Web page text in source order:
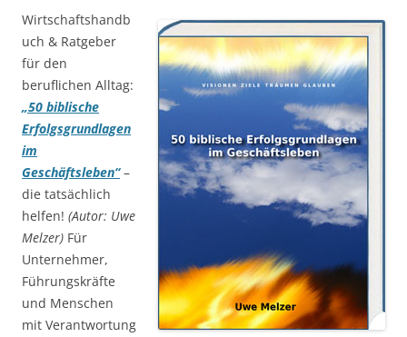
Wirtschaftshandb
uch & Ratgeber
für den
beruflichen Alltag:
„50 biblische
Erfolgsgrundlagen
im
Geschäftsleben“–
die tatsächlich
helfen! (Autor: Uwe
Melzer) Für
Unternehmer,
Führungskräfte
und Menschen
mit Verantwortung